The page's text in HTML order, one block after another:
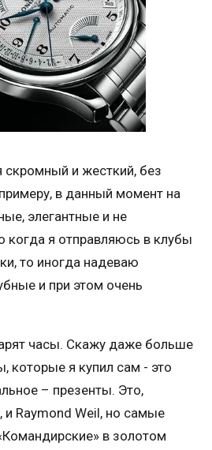
скромный и жесткий, без
в данный момент на
элегантные и не
когда я отправляюсь в клубы
то иногда надеваю
и при этом очень
часы. Скажу даже больше
которые я купил сам - это
– презенты. Это,
, и Raymond Weil, но самые
в золотом